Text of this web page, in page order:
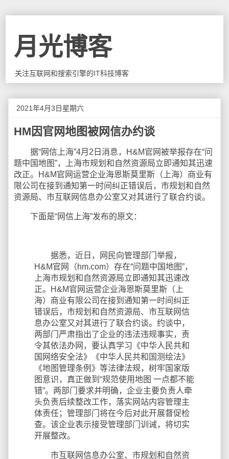
月光博客
关注互联网和搜索引擎的IT科技博客
2021年4月3日星期六
HM因官网地图被网信办约谈
据“网信上海”4月2日消息，H&M官网被举报存在“问
题中国地图”，上海市规划和自然资源局立即通知其迅速
改正。H&M官网运营企业海恩斯莫里斯（上海）商业有
限公司在接到通知第一时间纠正错误后，市规划和自然
资源局、市互联网信息办公室又对其进行了联合约谈。
下面是“网信上海”发布的原文：
据悉，近日，网民向管理部门举报，
H&M官网（hm.com）存在“问题中国地图”，
上海市规划和自然资源局立即通知其迅速改
正。H&M官网运营企业海恩斯莫里斯（上
海）商业有限公司在接到通知第一时间纠正
错误后，市规划和自然资源局、市互联网信
息办公室又对其进行了联合约谈。约谈中，
两部门严肃指出了企业的违法违规事实，责
令其依法办网，要认真学习《中华人民共和
国网络安全法》《中华人民共和国测绘法》
《地图管理条例》等法律法规，树牢国家版
图意识，真正做到“规范使用地图 一点都不能
错”。两部门要求并明确，企业主要负责人牵
头负责后续整改工作，落实网站内容管理主
体责任；管理部门将在今后对此开展督促检
查。该企业表示接受管理部门训诫，将切实
开展整改。
市互联网信息办公室、市规划和自然资